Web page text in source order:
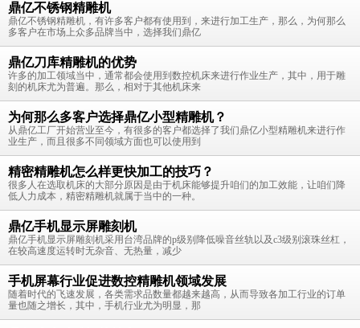
鼎亿不锈钢精雕机
鼎亿不锈钢精雕机，有许多客户都有使用到，来进行加工生产，那么，为何那么
多客户在市场上众多品牌当中，选择我们鼎亿
鼎亿刀库精雕机的优势
许多的加工领域当中，通常都会使用到数控机床来进行作业生产，其中，用于雕
刻的机床尤为普遍。那么，相对于其他机床来
为何那么多客户选择鼎亿小型精雕机？
从鼎亿工厂开始营业至今，有很多的客户都选择了我们鼎亿小型精雕机来进行作
业生产，而且很多不同领域方面也可以使用到
精密精雕机怎么样更快加工的技巧？
很多人在选取机床的大部分原因是由于机床能够提升咱们的加工效能，让咱们降
低人力成本，精密精雕机就属于当中的一种。
鼎亿手机显示屏雕刻机
鼎亿手机显示屏雕刻机采用台湾品牌的p级别降低噪音丝轨以及c3级别滚珠丝杠，
在较高速度运转时无杂音、无热量，减少
手机屏幕行业促进数控精雕机领域发展
随着时代的飞速发展，各类需求品数量都越来越高，从而导致各加工行业的订单
量也随之增长，其中，手机行业尤为明显，那